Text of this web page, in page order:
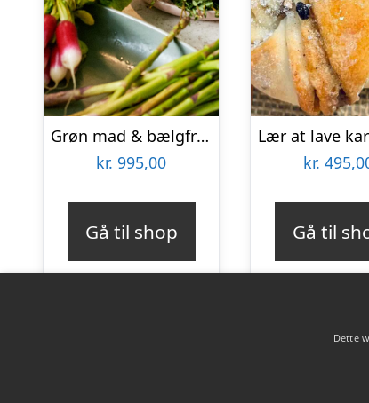
Grøn mad & bælgfrugter hos Karoline Trier
kr. 995,00
Gå til shop
kr.
Gå til
Dette